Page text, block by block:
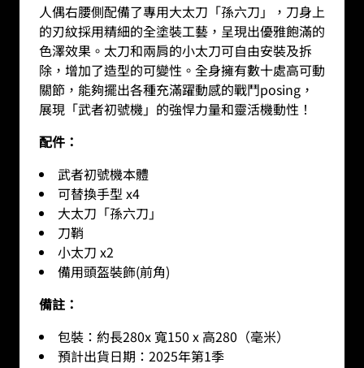
人偶右腰側配備了專用大太刀「孫六刀」，刀身上
的刃紋採用精細的全塗裝工藝，呈現出優雅飽滿的
色澤效果。太刀和兩肩的小太刀可自由安裝及拆
除，增加了造型的可變性。全身擁有數十處高可動
關節，能夠擺出各種充滿躍動感的戰鬥posing，
展現「武者初號機」的強悍力量和靈活機動性！
配件：
武者初號機本體
可替換手型 x4
大太刀「孫六刀」
刀鞘
小太刀 x2
備用頭盔裝飾(前角)
備註：
包裝：約長280x 寬150 x 高280（毫米）
預計出貨日期：2025年第1季